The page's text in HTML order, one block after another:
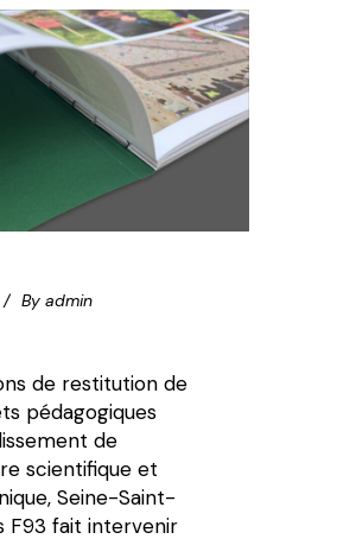
By admin
de restitution de
pédagogiques
de
scientifique et
Seine-Saint-
F93 fait intervenir